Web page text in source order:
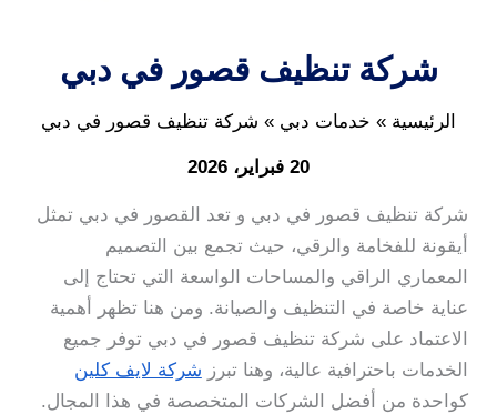
شركة تنظيف قصور في دبي
الرئيسية خدمات دبي شركة تنظيف قصور في دبي
20 فبراير، 2026
شركة تنظيف قصور في دبي و تعد القصور في دبي تمثل
أيقونة للفخامة والرقي، حيث تجمع بين التصميم
المعماري الراقي والمساحات الواسعة التي تحتاج إلى
عناية خاصة في التنظيف والصيانة. ومن هنا تظهر أهمية
الاعتماد على شركة تنظيف قصور في دبي توفر جميع
الخدمات باحترافية عالية، وهنا تبرز شركة لايف كلين
كواحدة من أفضل الشركات المتخصصة في هذا المجال.